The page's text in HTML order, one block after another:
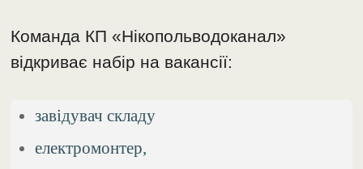
Команда КП «Нікопольводоканал»
відкриває набір на вакансії:
завідувач складу
електромонтер,